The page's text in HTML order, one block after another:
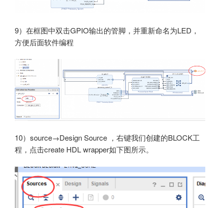
9）在框图中双击GPIO输出的管脚，并重新命名为LED，
方便后面软件编程
10）source→Design Source ，右键我们创建的BLOCK工
程，点击create HDL wrapper如下图所示。